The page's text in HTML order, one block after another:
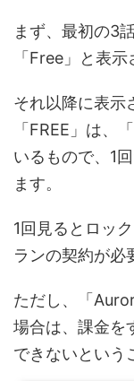
まず、最初の3
「Free」と表示
それ以降に表示
「FREE」は、
いるもので、1
ます。
1回見るとロッ
ランの契約が必
ただし、「
場合は、課金を
できないという